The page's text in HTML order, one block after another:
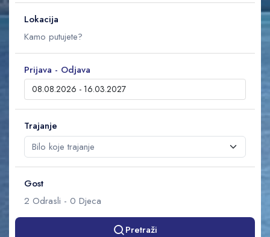
Lokacija
Prijava - Odjava
Trajanje
Gost
2 Odrasli - 0 Djeca
Pretraži